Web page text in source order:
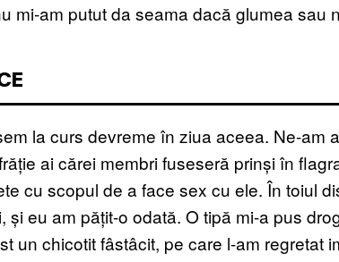
mi-am putut da seama dacă glumea sau
la curs devreme în ziua aceea. Ne-am
ai cărei membri fuseseră prinși în
cu scopul de a face sex cu ele. În toiul
și eu am pățit-o odată. O tipă mi-a pus
un chicotit fâstâcit, pe care l-am regretat